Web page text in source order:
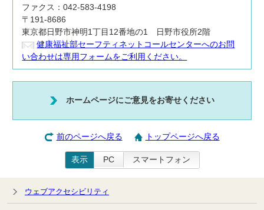
ファクス：042-583-4198
〒191-8686
東京都日野市神明1丁目12番地の1 日野市役所2階
健康福祉部セーフティネットコールセンターへのお問
い合わせは専用フォームをご利用ください。
ホームページにご意見をお寄せください
前のページへ戻る トップページへ戻る
表示 PC スマートフォン
ウェブアクセシビリティ